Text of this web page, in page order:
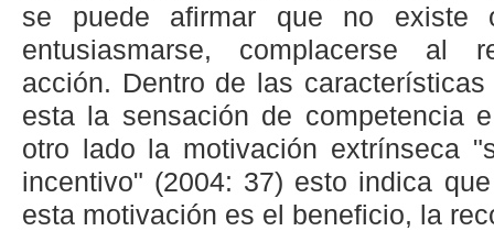
se puede afirmar que no existe
entusiasmarse, complacerse al
acción. Dentro de las
esta la sensación de competencia
otro lado la motivación extrínseca
incentivo" (2004: 37) esto indica
esta motivación es el beneficio, la